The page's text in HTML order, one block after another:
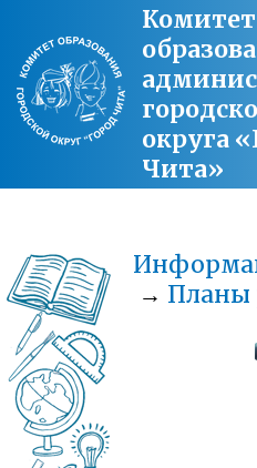
Комитет
округа
Чита»
→ Планы